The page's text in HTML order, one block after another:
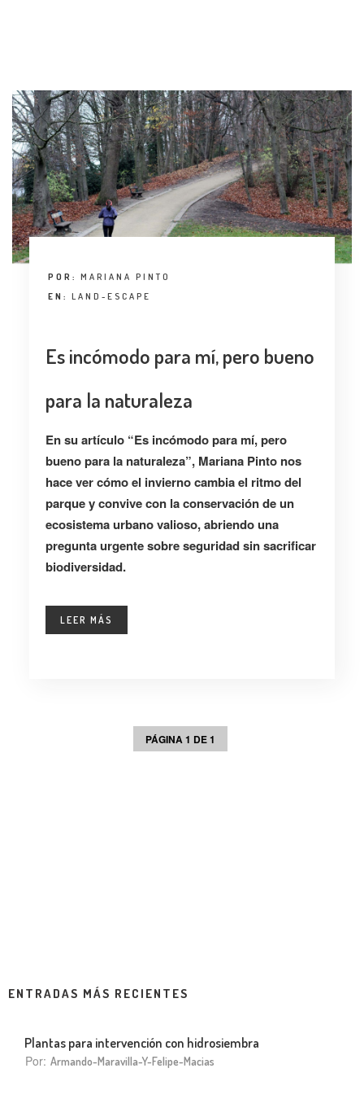
EVENTOS
LANDUUM
COLABORADORES
POR: MARIANA PINTO
EN: LAND-ESCAPE
Es incómodo para mí, pero bueno
para la naturaleza
En su artículo “Es incómodo para mí, pero
bueno para la naturaleza”, Mariana Pinto nos
hace ver cómo el invierno cambia el ritmo del
parque y convive con la conservación de un
ecosistema urbano valioso, abriendo una
pregunta urgente sobre seguridad sin sacrificar
biodiversidad.
LEER MÁS
PÁGINA 1 DE 1
ENTRADAS MÁS RECIENTES
Plantas para intervención con hidrosiembra
Por: Armando-Maravilla-Y-Felipe-Macias